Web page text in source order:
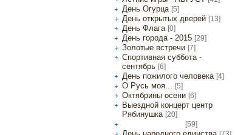
День Огурца [5]
День открытых дверей [13]
День Флага [0]
День города - 2015 [29]
Золотые встречи [7]
Спортивная суббота -
сентябрь [6]
День пожилого человека [4]
О Русь моя... [5]
Октябрины осени [6]
Выездной концерт центр
Рябинушка [20]
[59]